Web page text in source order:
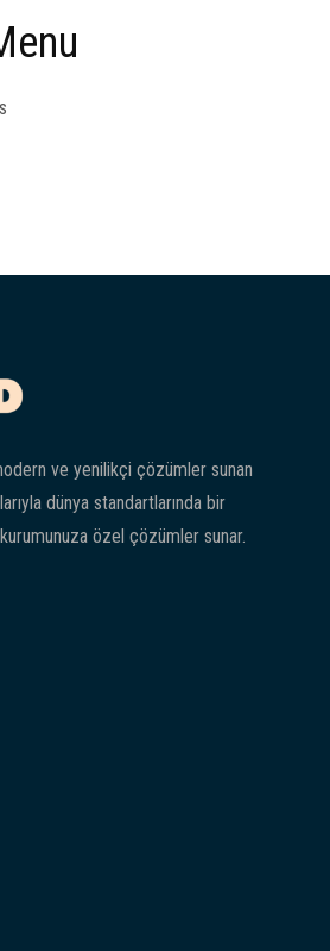
ve yenilikçi çözümler sunan
dünya standartlarında bir
özel çözümler sunar.